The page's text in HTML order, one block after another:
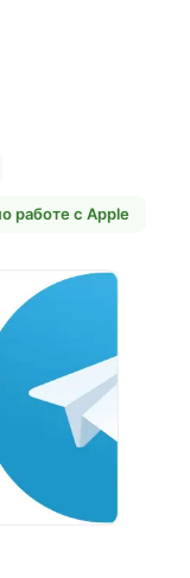
работе с Apple